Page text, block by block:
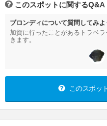
このスポットに関するQ&A
ブロンディについて質問してみよ
加賀に行ったことがあるトラベ
きます。
このスポッ